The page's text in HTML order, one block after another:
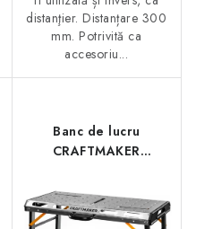
distanţier. Distanțare 300
mm. Potrivită ca
accesoriu...
Banc de lucru
CRAFTMAKER